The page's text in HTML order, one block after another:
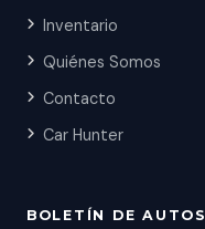
Inventario
Quiénes Somos
Contacto
Car Hunter
BOLETÍN DE AUTOS